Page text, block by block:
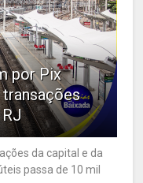
por Pix
da capital e da
passa de 10 mil